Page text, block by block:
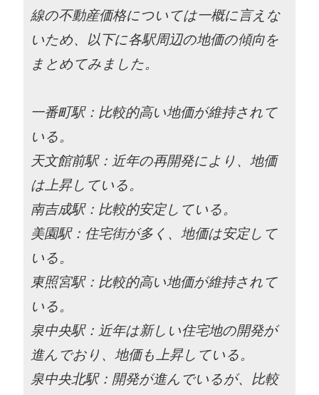
線の不動産価格については一概に言えな
いため、以下に各駅周辺の地価の傾向を
まとめてみました。
一番町駅：比較的高い地価が維持されて
いる。
天文館前駅：近年の再開発により、地価
は上昇している。
南吉成駅：比較的安定している。
美園駅：住宅街が多く、地価は安定して
いる。
東照宮駅：比較的高い地価が維持されて
いる。
泉中央駅：近年は新しい住宅地の開発が
進んでおり、地価も上昇している。
泉中央北駅：開発が進んでいるが、比較